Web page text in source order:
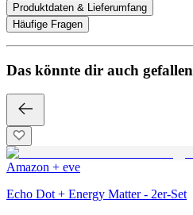
Produktdaten & Lieferumfang
Häufige Fragen
Das könnte dir auch gefallen
Amazon + eve
Echo Dot + Energy Matter - 2er-Set